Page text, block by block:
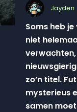
Jayden
Soms heb
niet
zo’n titel.
mysterieus
samen